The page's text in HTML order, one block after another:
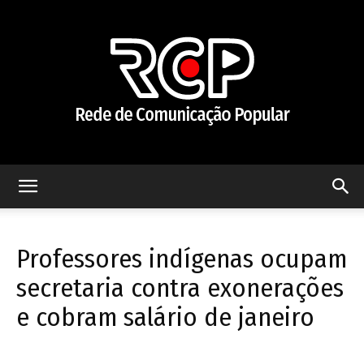
de
Professores indígenas ocupam
secretaria contra exonerações
e cobram salário de janeiro